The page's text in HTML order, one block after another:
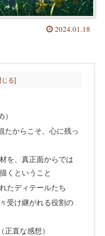
2024.01.18
たからこそ、心に残っ
を、真正面からでは
くということ
たディテールたち
受け継がれる役割の
正直な感想）